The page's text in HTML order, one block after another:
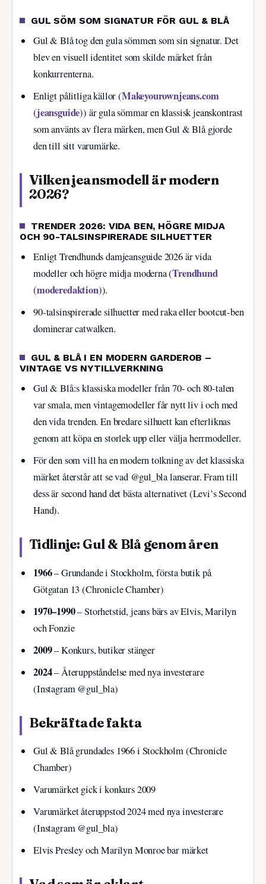
GUL SÖM SOM SIGNATUR FÖR GUL & BLÅ
Gul & Blå tog den gula sömmen som sin signatur. Det
blev en visuell identitet som skilde märket från
konkurrenterna.
Enligt pålitliga källor (Makeyourownjeans.com
(jeansguide)) är gula sömmar en klassisk jeanskontrast
som använts av flera märken, men Gul & Blå gjorde
den till sitt varumärke.
Vilken jeansmodell är modern
2026?
TRENDER 2026: VIDA BEN, HÖGRE MIDJA
OCH 90-TALSINSPIRERADE SILHUETTER
Enligt Trendhunds damjeansguide 2026 är vida
modeller och högre midja moderna (Trendhund
(moderedaktion)).
90-talsinspirerade silhuetter med raka eller bootcut-ben
dominerar catwalken.
GUL & BLÅ I EN MODERN GARDEROB –
VINTAGE VS NYTILLVERKNING
Gul & Blå:s klassiska modeller från 70- och 80-talen
var smala, men vintagemodeller får nytt liv i och med
den vida trenden. En bredare silhuett kan efterliknas
genom att köpa en storlek upp eller välja herrmodeller.
För den som vill ha en modern tolkning av det klassiska
märket återstår att se vad @gul_bla lanserar. Fram till
dess är second hand det bästa alternativet (Levi’s Second
Hand).
Tidlinje: Gul & Blå genom åren
1966– Grundande i Stockholm, första butik på
Götgatan 13 (Chronicle Chamber)
1970–1990– Storhetstid, jeans bärs av Elvis, Marilyn
och Fonzie
2009– Konkurs, butiker stänger
2024– Återuppståndelse med nya investerare
(Instagram @gul_bla)
Bekräftade fakta
Gul & Blå grundades 1966 i Stockholm (Chronicle
Chamber)
Varumärket gick i konkurs 2009
Varumärket återuppstod 2024 med nya investerare
(Instagram @gul_bla)
Elvis Presley och Marilyn Monroe bar märket